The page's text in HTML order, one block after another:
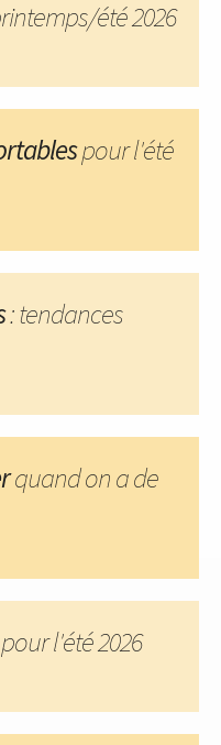
été 2026
pour l'été
: tendances
quand on a de
pour l'été 2026